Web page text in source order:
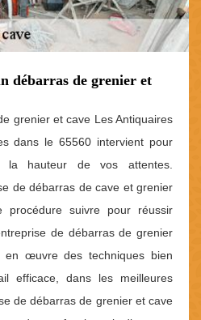
débarras de grenier et
grenier et cave Les Antiquaires
dans le 65560 intervient pour
hauteur de vos attentes.
de débarras de cave et grenier
procédure suivre pour réussir
de débarras de grenier
œuvre des techniques bien
efficace, dans les meilleures
de débarras de grenier et cave